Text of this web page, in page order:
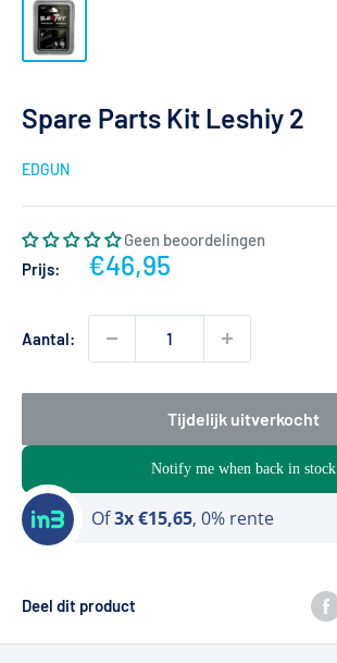
Spare Parts Kit Leshiy 2
EDGUN
Geen beoordelingen
Prijs:
Actieprijs
€46,95
Aantal:
Tijdelijk uitverkocht
Notify me when back in stock
Of3x €15,65, 0% rente
Deel dit product